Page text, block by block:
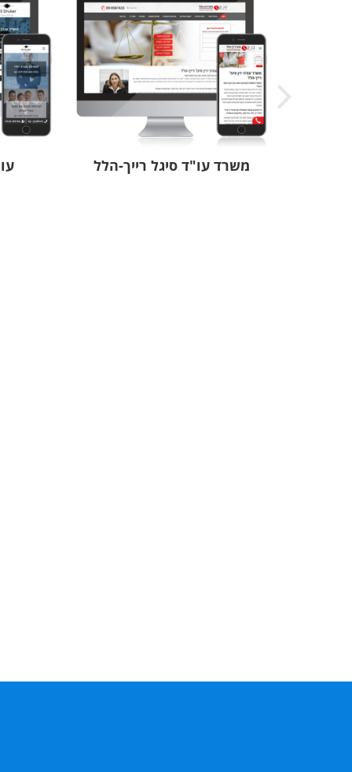
משרד עו"ד סיגל רייך-הלל
גילי שיפוני
הדר הקרמיקה